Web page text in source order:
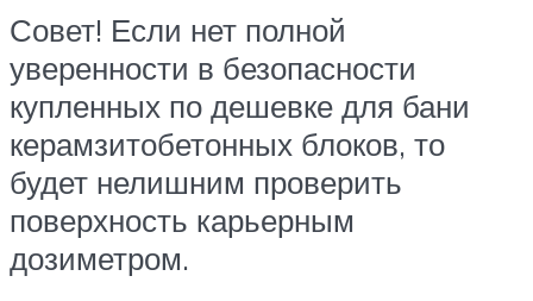
Совет! Если нет полной
уверенности в безопасности
купленных по дешевке для бани
керамзитобетонных блоков, то
будет нелишним проверить
поверхность карьерным
дозиметром.